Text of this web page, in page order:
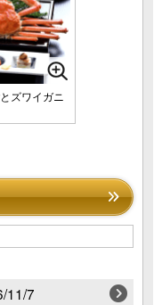
ズワイガニ
11/7